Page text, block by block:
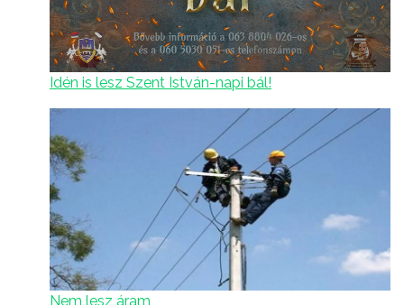
Idén is lesz Szent István-napi bál!
Nem lesz áram